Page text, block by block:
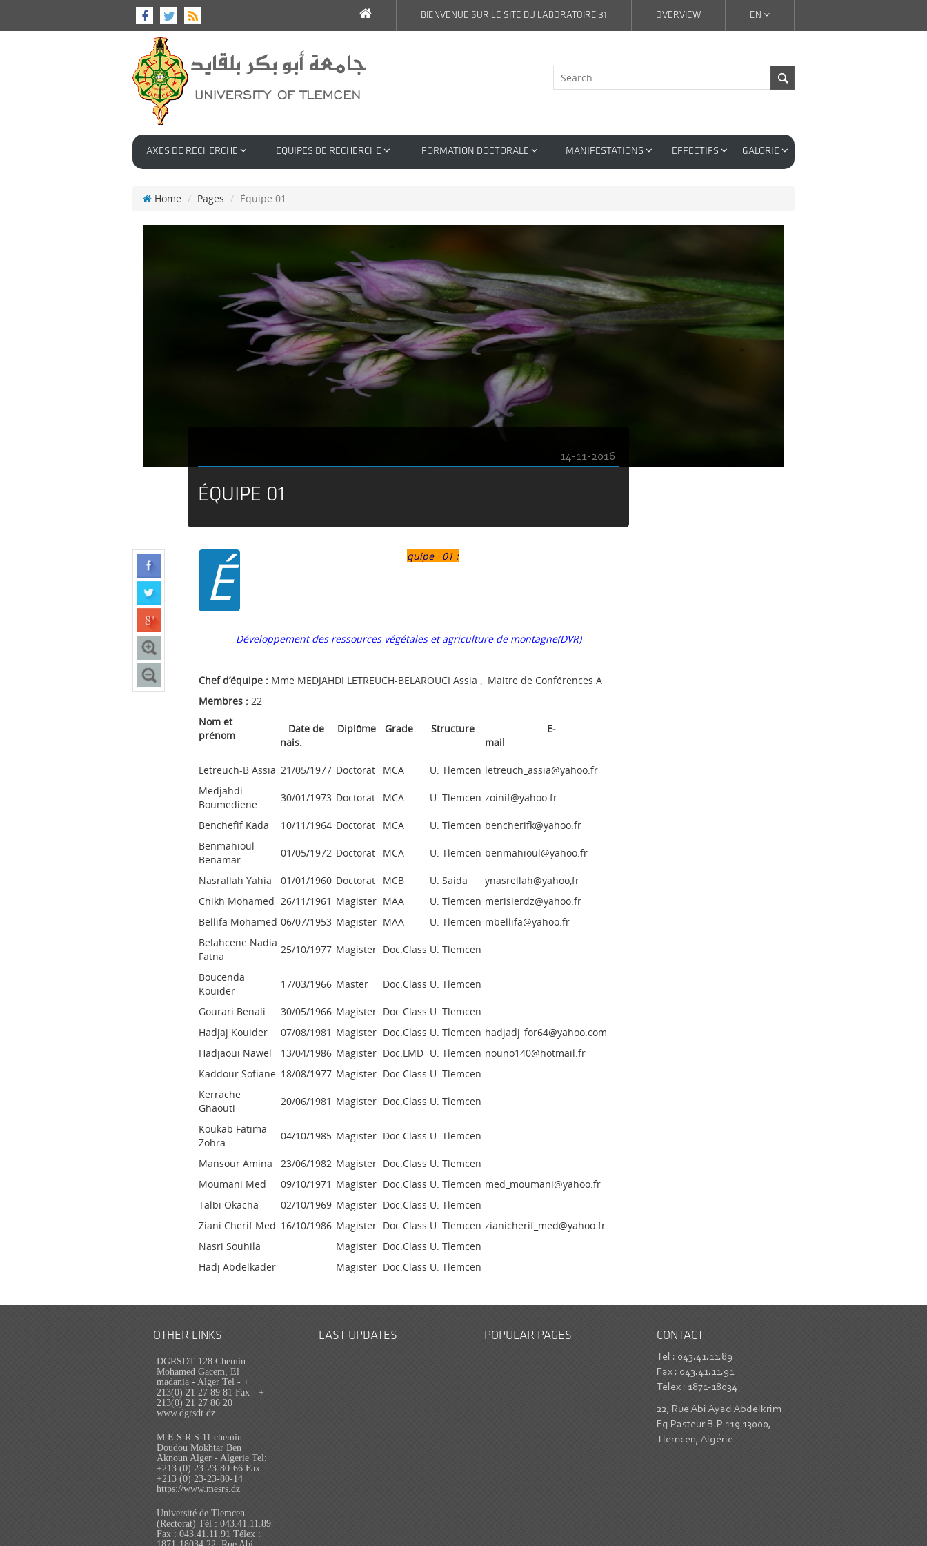
EN
OVERVIEW
BIENVENUE SUR LE SITE DU LABORATOIRE 31
AXES DE RECHERCHE EQUIPES DE RECHERCHE FORMATION DOCTORALE MANIFESTATIONS EFFECTIFS GALORIE
Home Pages Équipe 01
14-11-2016
ÉQUIPE 01
É quipe 01 :
Développement des ressources végétales et agriculture de montagne(DVR)
Chef d’équipe :Mme MEDJAHDI LETREUCH-BELAROUCI Assia , Maitre de Conférences A
Membres :22
Nom et
prénom
Date de
nais.
Diplôme Grade Structure
E-
mail
Letreuch-B Assia 21/05/1977 Doctorat MCA U. Tlemcen letreuch_assia@yahoo.fr
Medjahdi
Boumediene
30/01/1973 Doctorat MCA U. Tlemcen zoinif@yahoo.fr
Benchefif Kada 10/11/1964 Doctorat MCA U. Tlemcen bencherifk@yahoo.fr
Benmahioul
Benamar
01/05/1972 Doctorat MCA U. Tlemcen benmahioul@yahoo.fr
Nasrallah Yahia 01/01/1960 Doctorat MCB U. Saida
ynasrellah@yahoo,fr
Chikh Mohamed 26/11/1961 Magister MAA U. Tlemcen merisierdz@yahoo.fr
Bellifa Mohamed 06/07/1953 Magister MAA U. Tlemcen mbellifa@yahoo.fr
Belahcene Nadia
Fatna
25/10/1977 Magister Doc.Class U. Tlemcen
Boucenda
Kouider
17/03/1966 Master Doc.Class U. Tlemcen
Gourari Benali 30/05/1966 Magister Doc.Class U. Tlemcen
Hadjaj Kouider
07/08/1981 Magister Doc.Class U. Tlemcen hadjadj_for64@yahoo.com
Hadjaoui Nawel
13/04/1986 Magister Doc.LMD U. Tlemcen nouno140@hotmail.fr
Kaddour Sofiane 18/08/1977 Magister Doc.Class U. Tlemcen
Kerrache
Ghaouti
20/06/1981 Magister Doc.Class U. Tlemcen
Koukab Fatima
Zohra
04/10/1985 Magister Doc.Class U. Tlemcen
Mansour Amina 23/06/1982 Magister Doc.Class U. Tlemcen
Moumani Med
09/10/1971 Magister Doc.Class U. Tlemcen med_moumani@yahoo.fr
Talbi Okacha
02/10/1969 Magister Doc.Class U. Tlemcen
Ziani Cherif Med 16/10/1986 Magister Doc.Class U. Tlemcen zianicherif_med@yahoo.fr
Nasri Souhila
Magister Doc.Class U. Tlemcen
Hadj Abdelkader
Magister Doc.Class U. Tlemcen
OTHER LINKS
DGRSDT 128 Chemin
Mohamed Gacem, El
madania - Alger Tel - +
213(0) 21 27 89 81 Fax - +
213(0) 21 27 86 20
www.dgrsdt.dz
M.E.S.R.S 11 chemin
Doudou Mokhtar Ben
Aknoun Alger - Algerie Tel:
+213 (0) 23-23-80-66 Fax:
+213 (0) 23-23-80-14
https://www.mesrs.dz
Université de Tlemcen
(Rectorat) Tél : 043.41.11.89
Fax : 043.41.11.91 Télex :
LAST UPDATES POPULAR PAGES CONTACT
Tel : 043.41.11.89
Fax : 043.41.11.91
Telex : 1871-18034
22, Rue Abi Ayad Abdelkrim
Fg Pasteur B.P 119 13000,
Tlemcen, Algérie